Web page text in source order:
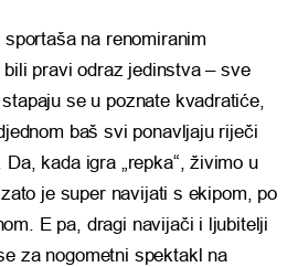
na renomiranim
pravi odraz jedinstva – sve
se u poznate kvadratiće,
baš svi ponavljaju riječi
kada igra „repka“, živimo u
je super navijati s ekipom, po
E pa, dragi navijači i ljubitelji
za nogometni spektakl na